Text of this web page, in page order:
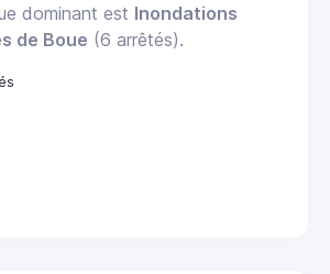
dominant est Inondations
de Boue (6 arrêtés).